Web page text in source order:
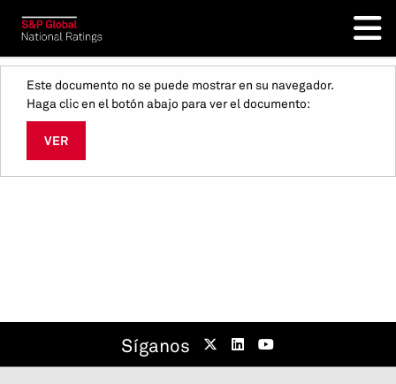
Este documento no se puede mostrar en su navegador.
Haga clic en el botón abajo para ver el documento:
VER
Síganos